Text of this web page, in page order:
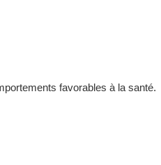
favorables à la santé.